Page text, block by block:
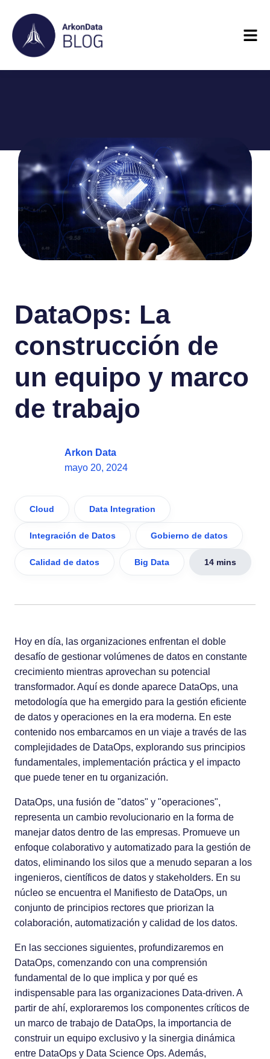
DataOps: La
construcción de
un equipo y marco
de trabajo
Arkon Data
mayo 20, 2024
Cloud Data Integration
Integración de Datos Gobierno de datos
Calidad de datos Big Data 14 mins
Hoy en día, las organizaciones enfrentan el doble
desafío de gestionar volúmenes de datos en constante
crecimiento mientras aprovechan su potencial
transformador. Aquí es donde aparece DataOps, una
metodología que ha emergido para la gestión eficiente
de datos y operaciones en la era moderna. En este
contenido nos embarcamos en un viaje a través de las
complejidades de DataOps, explorando sus principios
fundamentales, implementación práctica y el impacto
que puede tener en tu organización.
DataOps, una fusión de "datos" y "operaciones",
representa un cambio revolucionario en la forma de
manejar datos dentro de las empresas. Promueve un
enfoque colaborativo y automatizado para la gestión de
datos, eliminando los silos que a menudo separan a los
ingenieros, científicos de datos y stakeholders. En su
núcleo se encuentra el Manifiesto de DataOps, un
conjunto de principios rectores que priorizan la
colaboración, automatización y calidad de los datos.
En las secciones siguientes, profundizaremos en
DataOps, comenzando con una comprensión
fundamental de lo que implica y por qué es
indispensable para las organizaciones Data-driven. A
partir de ahí, exploraremos los componentes críticos de
un marco de trabajo de DataOps, la importancia de
construir un equipo exclusivo y la sinergia dinámica
entre DataOps y Data Science Ops. Además,